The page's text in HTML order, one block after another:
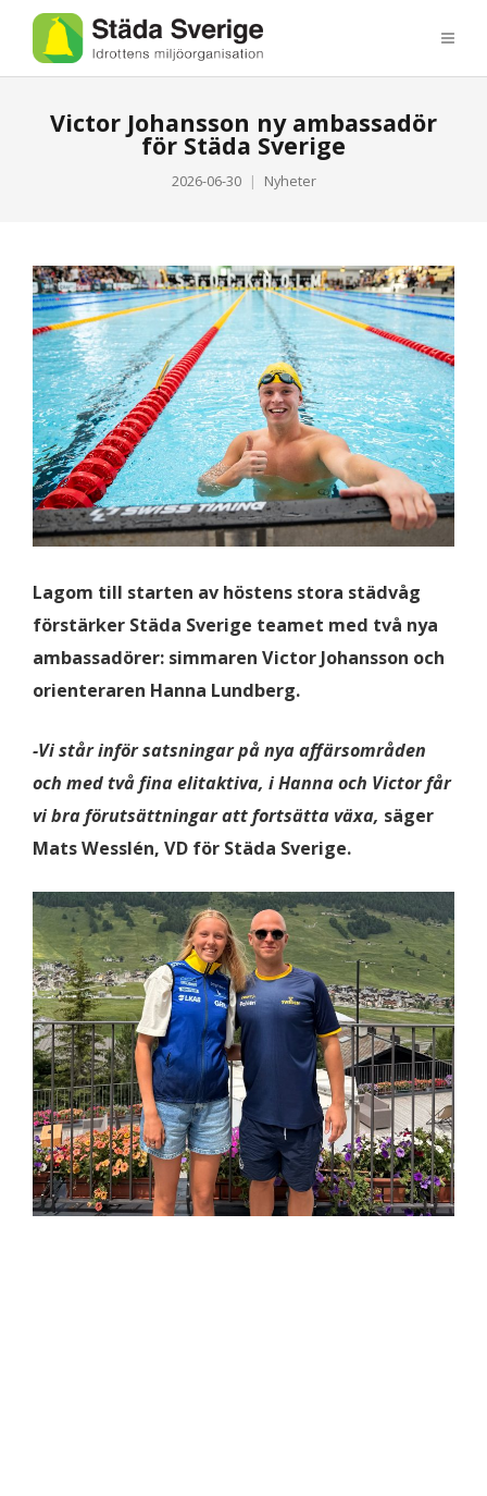
Victor Johansson ny ambassadör
för Städa Sverige
2026-06-30 Nyheter
Lagom till starten av höstens stora städvåg
förstärker Städa Sverige teamet med två nya
ambassadörer: simmaren Victor Johansson och
orienteraren Hanna Lundberg.
-Vi står inför satsningar på nya affärsområden
och med två fina elitaktiva, i Hanna och Victor får
vi bra förutsättningar att fortsätta växa, säger
Mats Wesslén, VD för Städa Sverige.